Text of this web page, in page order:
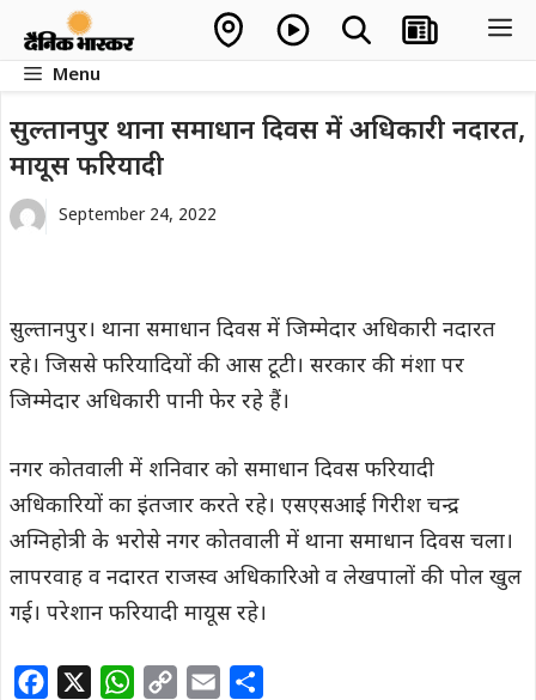
contentMenu
सुल्तानपुर थाना समाधान दिवस में अधिकारी नदारत,
मायूस फरियादी
September 24, 2022
सुल्तानपुर। थाना समाधान दिवस में जिम्मेदार अधिकारी नदारत
रहे। जिससे फरियादियों की आस टूटी। सरकार की मंशा पर
जिम्मेदार अधिकारी पानी फेर रहे हैं।
नगर कोतवाली में शनिवार को समाधान दिवस फरियादी
अधिकारियों का इंतजार करते रहे। एसएसआई गिरीश चन्द्र
अग्निहोत्री के भरोसे नगर कोतवाली में थाना समाधान दिवस चला।
लापरवाह व नदारत राजस्व अधिकारिओ व लेखपालों की पोल खुल
गई। परेशान फरियादी मायूस रहे।
W